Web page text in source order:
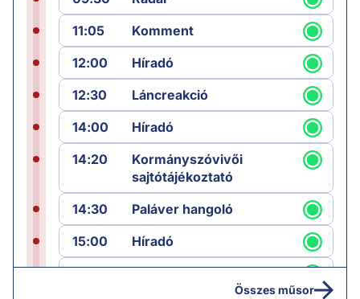
11:05
Komment
12:00
Híradó
12:30
Láncreakció
14:00
Híradó
14:20
Kormányszóvivői
sajtótájékoztató
14:30
Paláver hangoló
15:00
Híradó
15:30
Paláver
Összes műsor